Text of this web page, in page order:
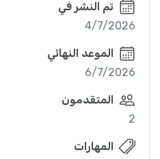
تم النشر في
4/7/2026
الموعد النهائي
6/7/2026
المتقدمون
2
المهارات